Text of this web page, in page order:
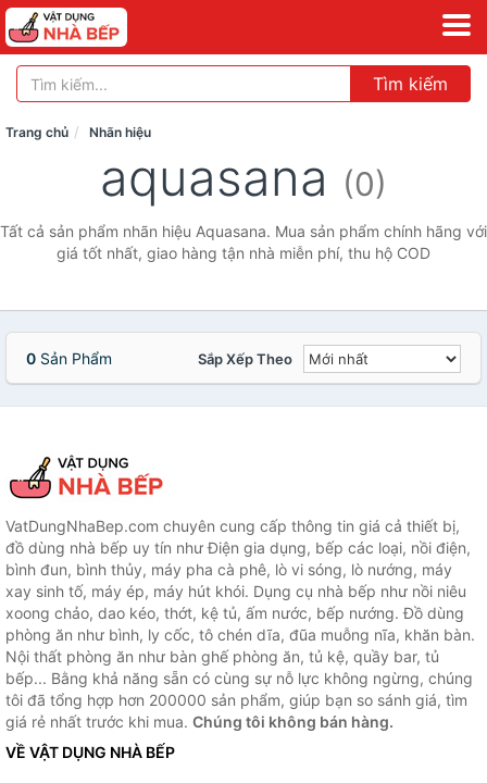
Tìm kiếm
Trang chủ Nhãn hiệu
aquasana (0)
Tất cả sản phẩm nhãn hiệu Aquasana. Mua sản phẩm chính hãng với
giá tốt nhất, giao hàng tận nhà miễn phí, thu hộ COD
0 Sản Phẩm Sắp Xếp Theo
VatDungNhaBep.com chuyên cung cấp thông tin giá cả thiết bị,
đồ dùng nhà bếp uy tín như Điện gia dụng, bếp các loại, nồi điện,
bình đun, bình thủy, máy pha cà phê, lò vi sóng, lò nướng, máy
xay sinh tố, máy ép, máy hút khói. Dụng cụ nhà bếp như nồi niêu
xoong chảo, dao kéo, thớt, kệ tủ, ấm nước, bếp nướng. Đồ dùng
phòng ăn như bình, ly cốc, tô chén dĩa, đũa muỗng nĩa, khăn bàn.
Nội thất phòng ăn như bàn ghế phòng ăn, tủ kệ, quầy bar, tủ
bếp... Bằng khả năng sẵn có cùng sự nỗ lực không ngừng, chúng
tôi đã tổng hợp hơn 200000 sản phẩm, giúp bạn so sánh giá, tìm
giá rẻ nhất trước khi mua. Chúng tôi không bán hàng.
VỀ VẬT DỤNG NHÀ BẾP